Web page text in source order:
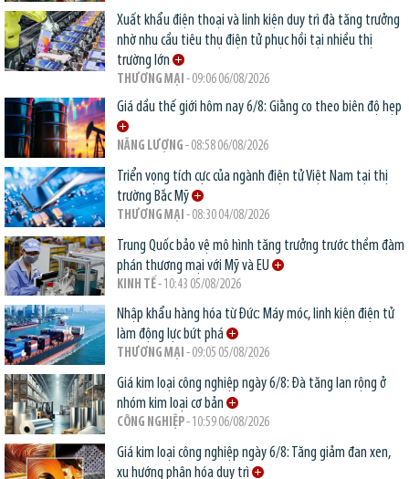
Xuất khẩu điện thoại và linh kiện duy trì đà tăng trưởng
nhờ nhu cầu tiêu thụ điện tử phục hồi tại nhiều thị
trường lớn
THƯƠNG MẠI - 09:06 06/08/2026
Giá dầu thế giới hôm nay 6/8: Giằng co theo biên độ hẹp
NĂNG LƯỢNG - 08:58 06/08/2026
Triển vọng tích cực của ngành điện tử Việt Nam tại thị
trường Bắc Mỹ
THƯƠNG MẠI - 08:30 04/08/2026
Trung Quốc bảo vệ mô hình tăng trưởng trước thềm đàm
phán thương mại với Mỹ và EU
KINH TẾ- 10:43 05/08/2026
Nhập khẩu hàng hóa từ Đức: Máy móc, linh kiện điện tử
làm động lực bứt phá
THƯƠNG MẠI - 09:05 05/08/2026
Giá kim loại công nghiệp ngày 6/8: Đà tăng lan rộng ở
nhóm kim loại cơ bản
CÔNG NGHIỆP- 10:59 06/08/2026
Giá kim loại công nghiệp ngày 6/8: Tăng giảm đan xen,
xu hướng phân hóa duy trì